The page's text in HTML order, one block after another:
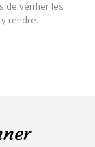
de vérifier les
rendre.